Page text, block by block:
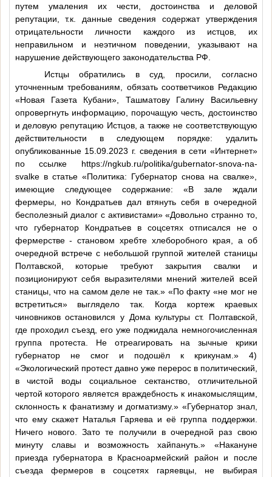
путем умаления их чести, достоинства и деловой
репутации, т.к. данные сведения содержат утверждения
отрицательности личности каждого из истцов, их
неправильном и неэтичном поведении, указывают на
нарушение действующего законодательства РФ.
Истцы обратились в суд, просили, согласно
уточненным требованиям, обязать соответчиков Редакцию
«Новая Газета Кубани», Ташматову Галину Васильевну
опровергнуть информацию, порочащую честь, достоинство
и деловую репутацию Истцов, а также не соответствующую
действительности в следующем порядке: удалить
опубликованные 15.09.2023 г. сведения в сети «Интернет»
по ссылке https://ngkub.ru/politika/gubernator-snova-na-
svalke в статье «Политика: Губернатор снова на свалке»,
имеющие следующее содержание: «В зале ждали
фермеры, но Кондратьев дал втянуть себя в очередной
бесполезный диалог с активистами» «Довольно странно то,
что губернатор Кондратьев в соцсетях отписался не о
фермерстве - становом хребте хлеборобного края, а об
очередной встрече с небольшой группой жителей станицы
Полтавской, которые требуют закрытия свалки и
позиционируют себя выразителями мнений жителей всей
станицы, что на самом деле не так.» «По факту «не мог не
встретиться» выглядело так. Когда кортеж краевых
чиновников остановился у Дома культуры ст. Полтавской,
где проходил съезд, его уже поджидала немногочисленная
группа протеста. Не отреагировать на зычные крики
губернатор не смог и подошёл к крикунам.» 4)
«Экологический протест давно уже перерос в политический,
в чистой воды социальное сектанство, отличительной
чертой которого является враждебность к инакомыслящим,
склонность к фанатизму и догматизму.» «Губернатор знал,
что ему скажет Наталья Гаряева и её группа поддержки.
Ничего нового. Зато те получили в очередной раз свою
минуту славы и возможность хайпануть.» «Накануне
приезда губернатора в Красноармейский район и после
съезда фермеров в соцсетях гаряевцы, не выбирая